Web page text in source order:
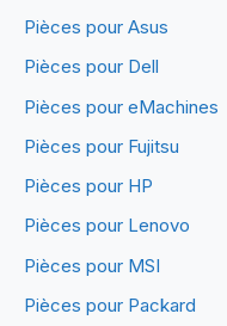
Pièces pour Asus
Pièces pour Dell
Pièces pour eMachines
Pièces pour Fujitsu
Pièces pour HP
Pièces pour Lenovo
Pièces pour MSI
Pièces pour Packard